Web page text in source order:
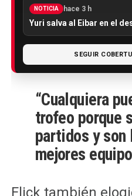
NOTICIA hace 3 h
Yuri salva al Eibar en el
SEGUIR
“Cualquiera
trofeo porque
partidos y son
mejores
Flick también